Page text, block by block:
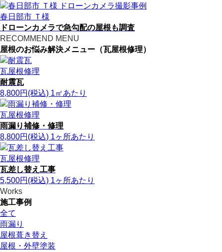
春日部市 Ｔ様
ドローンカメラで急勾配の屋根も調査
RECOMMEND MENU
屋根のお悩み解決メニュー（瓦屋根修理）
瓦屋根修理
耐震瓦
8,800円 (税込) 1㎡あたり
瓦屋根修理
雨漏り補修・修理
8,800円 (税込) 1ヶ所あたり
瓦屋根修理
瓦差し替え工事
5,500円 (税込) 1ヶ所あたり
Works
施工事例
全て
雨漏り
屋根葺き替え
屋根・外壁塗装